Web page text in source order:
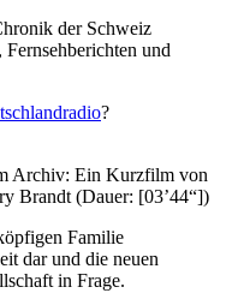
der Schweiz
und
?
Archiv: Ein Kurzfilm von
Brandt (Dauer: [03’44“])
Familie
dar und die neuen
in Frage.